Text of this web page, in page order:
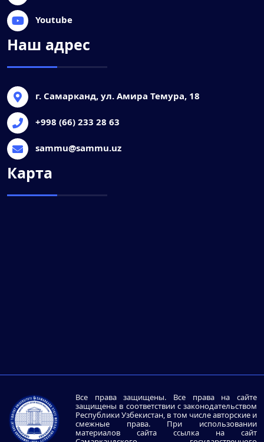
Youtube
Наш адрес
г. Самарканд, ул. Амира Темура, 18
+998 (66) 233 28 63
sammu@sammu.uz
Карта
Все права защищены. Все права на сайте
защищены в соответствии с законодательством
Республики Узбекистан, в том числе авторские и
смежные права. При использовании
материалов сайта ссылка на сайт